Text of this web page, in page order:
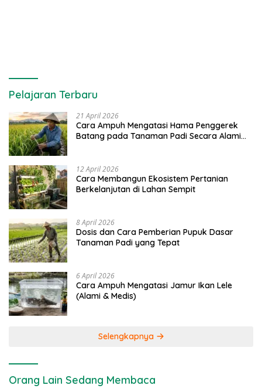
Pelajaran Terbaru
21 April 2026
Cara Ampuh Mengatasi Hama Penggerek
Batang pada Tanaman Padi Secara Alami
12 April 2026
Cara Membangun Ekosistem Pertanian
Berkelanjutan di Lahan Sempit
8 April 2026
Dosis dan Cara Pemberian Pupuk Dasar
Tanaman Padi yang Tepat
6 April 2026
Cara Ampuh Mengatasi Jamur Ikan Lele
(Alami & Medis)
Selengkapnya
Orang Lain Sedang Membaca